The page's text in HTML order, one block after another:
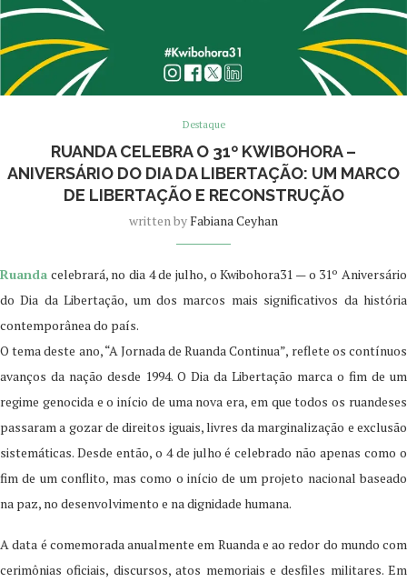
Destaque
RUANDA CELEBRA O 31º KWIBOHORA –
ANIVERSÁRIO DO DIA DA LIBERTAÇÃO: UM MARCO
DE LIBERTAÇÃO E RECONSTRUÇÃO
written byFabiana Ceyhan
Ruanda celebrará, no dia 4 de julho, o Kwibohora31 — o 31º Aniversário
do Dia da Libertação, um dos marcos mais significativos da história
contemporânea do país.
O tema deste ano, “A Jornada de Ruanda Continua”, reflete os contínuos
avanços da nação desde 1994. O Dia da Libertação marca o fim de um
regime genocida e o início de uma nova era, em que todos os ruandeses
passaram a gozar de direitos iguais, livres da marginalização e exclusão
sistemáticas. Desde então, o 4 de julho é celebrado não apenas como o
fim de um conflito, mas como o início de um projeto nacional baseado
na paz, no desenvolvimento e na dignidade humana.
A data é comemorada anualmente em Ruanda e ao redor do mundo com
cerimônias oficiais, discursos, atos memoriais e desfiles militares. Em